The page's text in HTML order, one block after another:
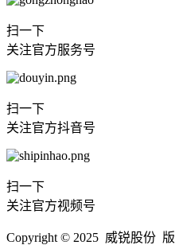
扫一下
关注官方服务号
扫一下
关注官方抖音号
扫一下
关注官方视频号
Copyright © 2025 威锐股份